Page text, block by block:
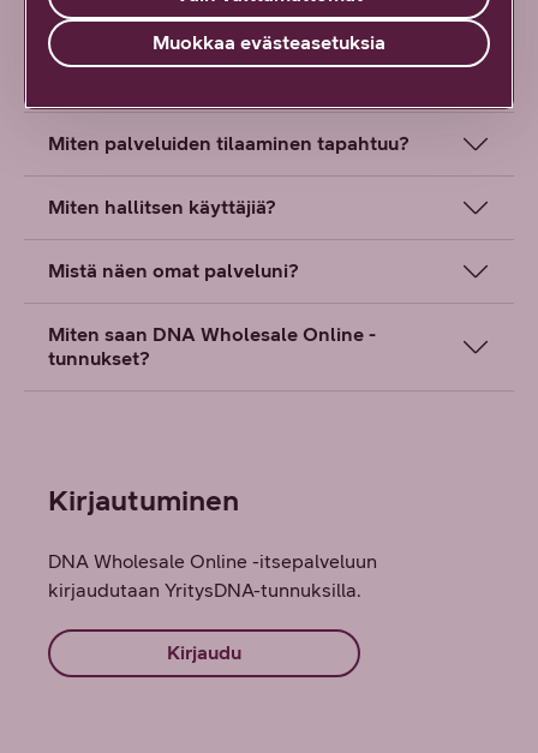
Mihin tarkoitukseen YritysDNA on
Miten palveluiden tilaaminen tapahtuu?
Miten hallitsen käyttäjiä?
Mistä näen omat palveluni?
Miten saan DNA Wholesale Online -
tunnukset?
Kirjautuminen
DNA Wholesale Online -itsepalveluun
kirjaudutaan YritysDNA-tunnuksilla.
Kirjaudu
Muokkaa evästeasetuksia